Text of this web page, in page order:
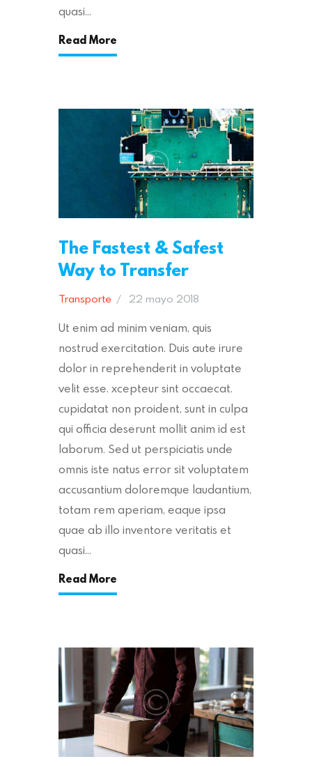
quasi…
Read More
The Fastest & Safest
Way to Transfer
Transporte 22 mayo 2018
Ut enim ad minim veniam, quis
nostrud exercitation. Duis aute irure
dolor in reprehenderit in voluptate
velit esse. xcepteur sint occaecat.
cupidatat non proident, sunt in culpa
qui officia deserunt mollit anim id est
laborum. Sed ut perspiciatis unde
omnis iste natus error sit voluptatem
accusantium doloremque laudantium,
totam rem aperiam, eaque ipsa
quae ab illo inventore veritatis et
quasi…
Read More